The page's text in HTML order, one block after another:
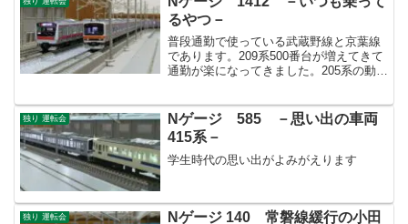
るやつ－
普段通勤で使っている武蔵野線と京葉線
であります。209系500番台が増えてきて
通勤が楽になってきました。205系の動力
独り 運転会
Nゲージ 585 －思い出の車両
415系－
学生時代の思い出がよみがえります
独り 運転会 Nゲージ 140 常磐線緩行の小田